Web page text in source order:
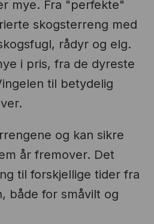
mye. Fra "perfekte"
skogsterreng med
rådyr og elg.
i pris, fra de dyreste
til betydelig
og kan sikre
år fremover. Det
til forskjellige tider fra
både for småvilt og